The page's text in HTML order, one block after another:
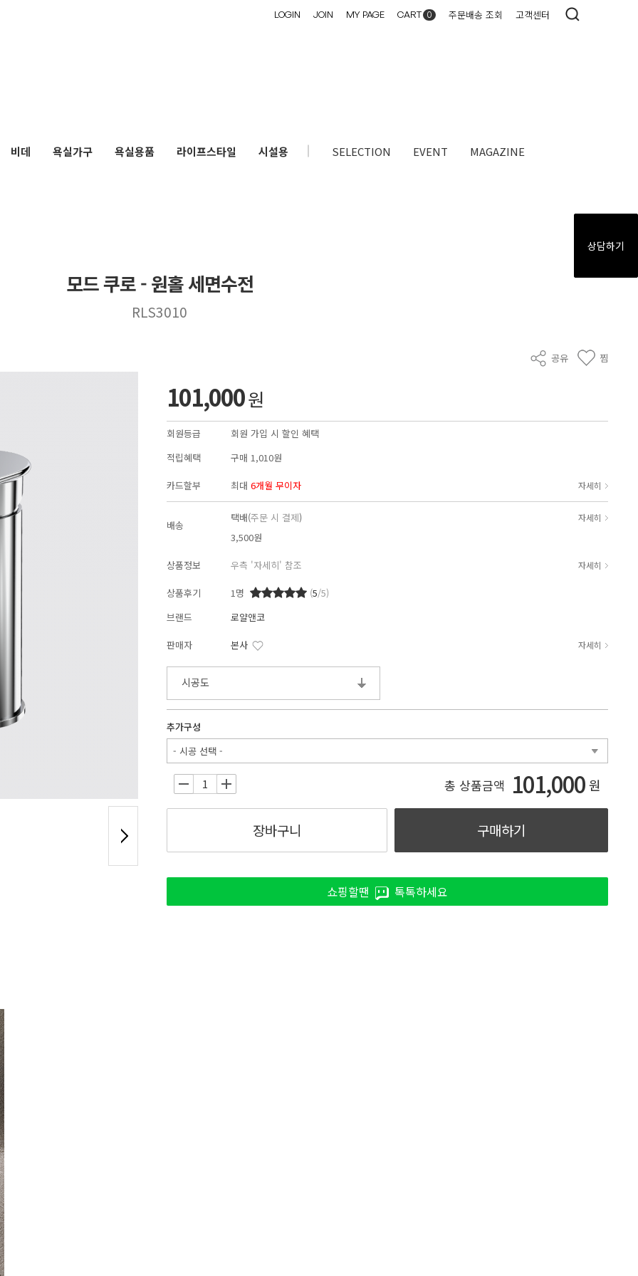
LOGIN JOIN MY PAGE CART 0 주문배송 조회 고객센터
비데 욕실가구 욕실용품 라이프스타일 시설용 SELECTION EVENT MAGAZINE​
상담하기
모드 쿠로 - 원홀 세면수전
RLS3010
공유 찜
101,000원
회원등급
회원 가입 시 할인 혜택
적립혜택
구매 1,010원
카드할부 최대 6개월 무이자 자세히
배송
택배(주문 시 결제) 자세히
3,500원
상품정보 우측 '자세히' 참조 자세히
상품후기 1명 (5/5)
브랜드
로얄앤코
판매자 본사 자세히
시공도
추가구성
- 시공 선택 -
+ 총 상품금액 101,000원
장바구니 구매하기
쇼핑할땐 톡톡하세요